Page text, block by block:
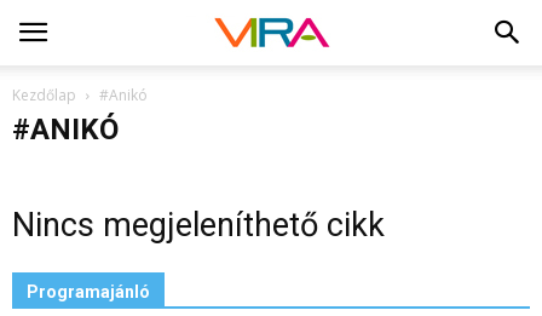
Kezdőlap #Anikó
#ANIKÓ
Nincs megjeleníthető cikk
Programajánló